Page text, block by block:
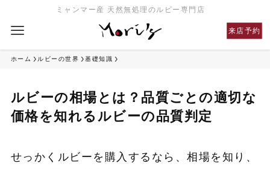
ミャンマー産 天然無処理のルビー専門店
来店予約
ホーム ルビーの世界 基礎知識
ルビーの相場とは？品質ごとの適切な
価格を知れるルビーの品質判定
せっかくルビーを購入するなら、相場を知り、